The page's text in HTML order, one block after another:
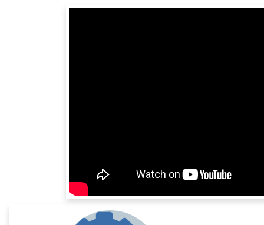
Штурман Кредо